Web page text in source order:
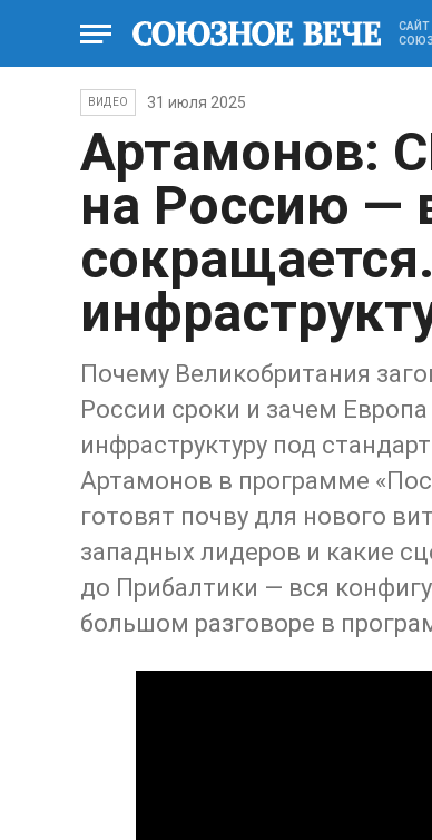
САЙТ
ВИДЕО 31 июля 2025
Артамонов:
на Россию —
Почему Великобритания
России сроки и зачем
инфраструктуру под
Артамонов в программе
готовят почву для нового
западных лидеров и какие
до Прибалтики — вся
большом разговоре в